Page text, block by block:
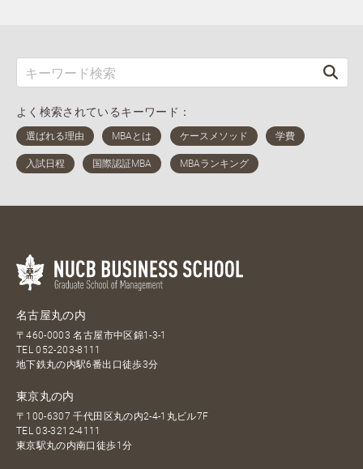
よく検索されているキーワード：
名古屋丸の内
〒460-0003 名古屋市中区錦1-3-1
TEL052-203-8111
地下鉄丸の内駅6番出口徒歩3分
東京丸の内
〒100-6307 千代田区丸の内2-4-1丸ビル7F
TEL03-3212-4111
東京駅丸の内南口徒歩1分